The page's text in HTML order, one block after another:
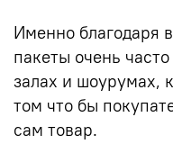
Именно благодаря
пакеты очень
залах и шоурумах,
том что бы
сам товар.